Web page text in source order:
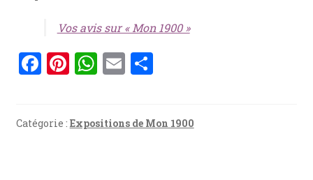
Vos avis sur « Mon 1900 »
F
a
b
Pi
nt
es
W
h
s
E
m
l
P
g
Catégorie : Expositions de Mon 1900